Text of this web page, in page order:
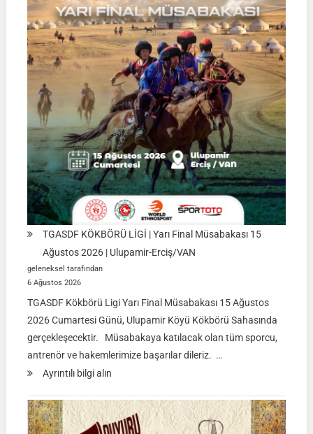
TGASDF KÖKBÖRÜ LİGİ | Yarı Final Müsabakası 15
Ağustos 2026 | Ulupamir-Erciş/VAN
geleneksel tarafından
6 Ağustos 2026
TGASDF Kökbörü Ligi Yarı Final Müsabakası 15 Ağustos
2026 Cumartesi Günü, Ulupamir Köyü Kökbörü Sahasında
gerçekleşecektir. Müsabakaya katılacak olan tüm sporcu,
antrenör ve hakemlerimize başarılar dileriz. …
Ayrıntılı bilgi alın:
KÖKBÖRÜ
LİGİ